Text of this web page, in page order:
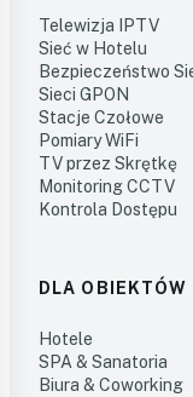
Telewizja IPTV
Sieć w Hotelu
Bezpieczeństwo
Sieci GPON
Stacje Czołowe
Pomiary WiFi
TV przez Skrętkę
Monitoring CCTV
Kontrola Dostępu
DLA OBIEKTÓW
Hotele
SPA & Sanatoria
Biura & Coworking